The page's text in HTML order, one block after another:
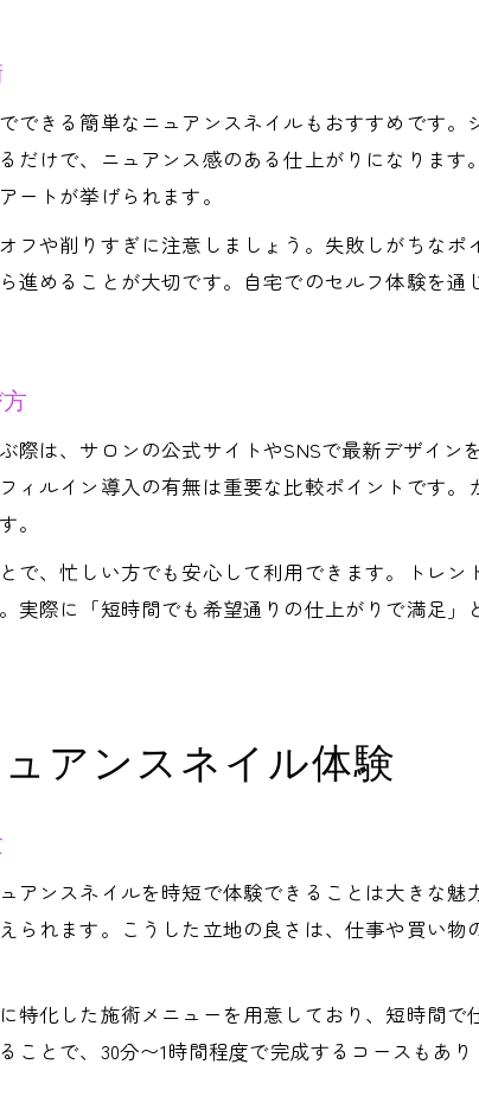
ニュアンスネイル予約時の失敗しないポイント
サロン選びで大切なニュアンスネイルの基準
予約前に知っておきたいニュアンスネイル注意点
できる簡単なニュアンスネイルもおすすめです
けで、ニュアンス感のある仕上がりになります
ートが挙げられます。
フや削りすぎに注意しましょう。失敗しがちな
進めることが大切です。自宅でのセルフ体験を
際は、サロンの公式サイトやSNSで最新デザイ
ィルイン導入の有無は重要な比較ポイントです
。
で、忙しい方でも安心して利用できます。トレ
実際に「短時間でも希望通りの仕上がりで満足
アンスネイル体験
アンスネイルを時短で体験できることは大きな
られます。こうした立地の良さは、仕事や買い
特化した施術メニューを用意しており、短時間
とで、30分〜1時間程度で完成するコースもあ